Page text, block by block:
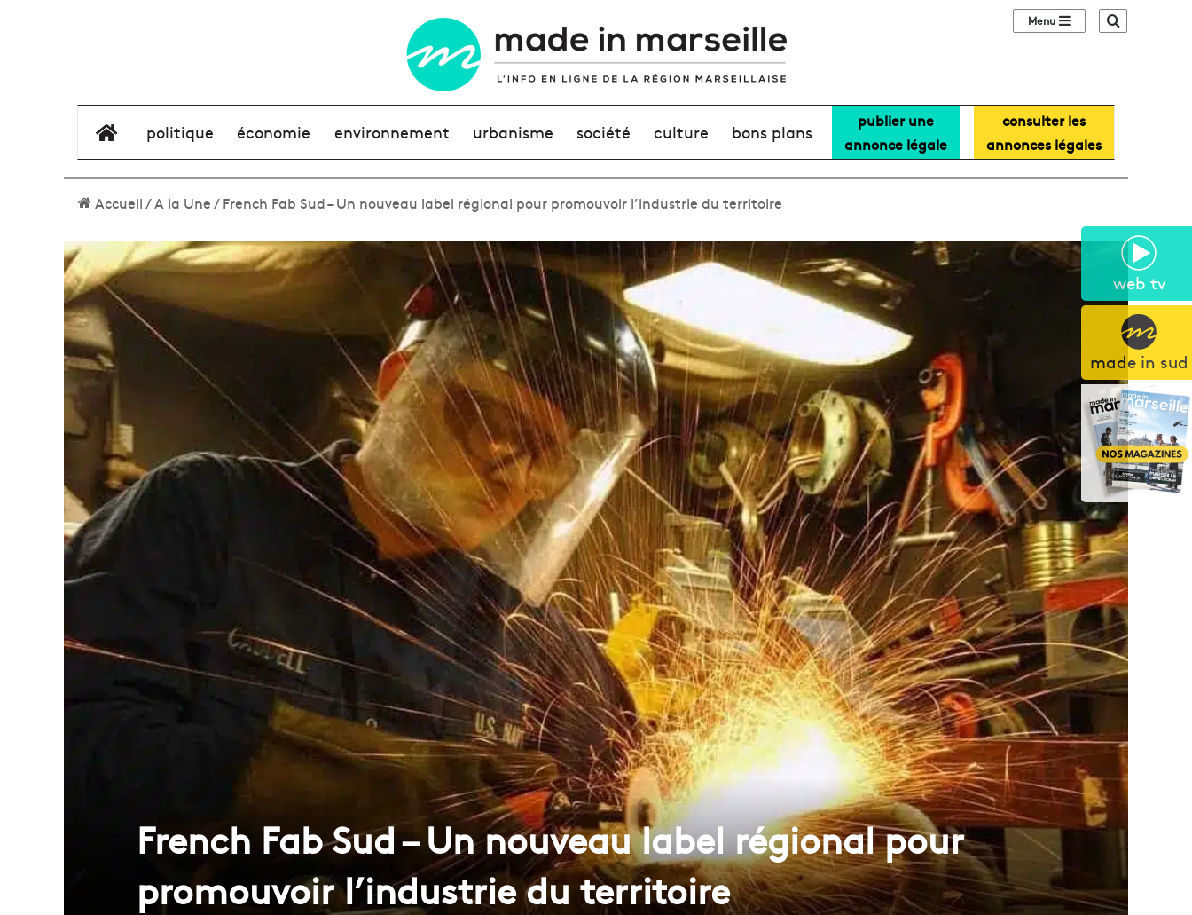
web tv
made in sud
Sidebar (barre
élément de menu
politique économie environnement urbanisme société culture bons plans
publier une
annonce légale
consulter les
annonces légales
Accueil/A la Une/French Fab Sud – Un nouveau label régional pour promouvoir l’industrie du territoire
French Fab Sud – Un nouveau label régional pour
promouvoir l’industrie du territoire